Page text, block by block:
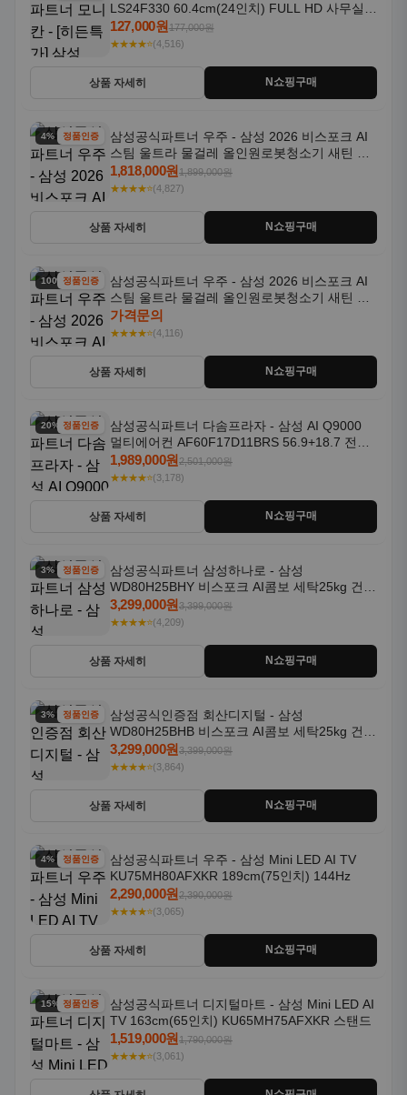
LS24F330 60.4cm(24인치) FULL HD 사무실/
컴퓨터 모니터
127,000원177,000원
★★★★⭐(4,516)
상품 자세히 N쇼핑구매
4% 할인정품인증
삼성공식파트너 우주 - 삼성 2026 비스포크 AI
스팀 울트라 물걸레 올인원로봇청소기 새틴 그
레이지 AAG
1,818,000원1,899,000원
★★★★⭐(4,827)
상품 자세히 N쇼핑구매
100% 할인
정품인증
삼성공식파트너 우주 - 삼성 2026 비스포크 AI
스팀 울트라 물걸레 올인원로봇청소기 새틴 차
콜 AAH
가격문의
★★★★⭐(4,116)
상품 자세히 N쇼핑구매
20% 할인정품인증
삼성공식파트너 다솜프라자 - 삼성 AI Q9000
멀티에어컨 AF60F17D11BRS 56.9+18.7 전국
기본설치포함
1,989,000원2,501,000원
★★★★⭐(3,178)
상품 자세히 N쇼핑구매
3% 할인정품인증
삼성공식파트너 삼성하나로 - 삼성
WD80H25BHY 비스포크 AI콤보 세탁25kg 건조
18kg 26년형 일체형 1등급
3,299,000원3,399,000원
★★★★⭐(4,209)
상품 자세히 N쇼핑구매
3% 할인정품인증
삼성공식인증점 회산디지털 - 삼성
WD80H25BHB 비스포크 AI콤보 세탁25kg 건조
18kg 26년형 일체형 1등급
3,299,000원3,399,000원
★★★★⭐(3,864)
상품 자세히 N쇼핑구매
4% 할인정품인증
삼성공식파트너 우주 - 삼성 Mini LED AI TV
KU75MH80AFXKR 189cm(75인치) 144Hz
2,290,000원2,390,000원
★★★★⭐(3,065)
상품 자세히 N쇼핑구매
15% 할인정품인증
삼성공식파트너 디지털마트 - 삼성 Mini LED AI
TV 163cm(65인치) KU65MH75AFXKR 스탠드
1,519,000원1,790,000원
★★★★⭐(3,061)